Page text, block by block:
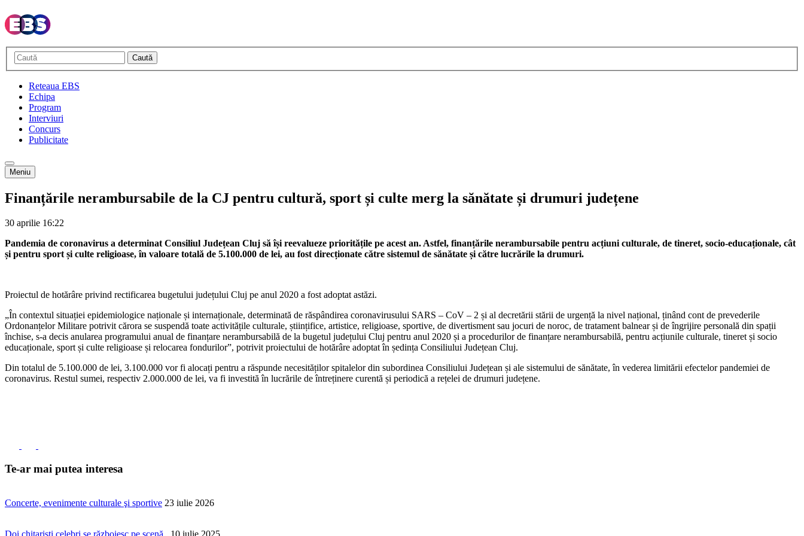
Caută
Reteaua EBS
Echipa
Program
Interviuri
Concurs
Publicitate
Meniu
Finanțările nerambursabile de la CJ pentru cultură, sport și culte merg la sănătate și drumuri județene
30 aprilie 16:22
Pandemia de coronavirus a determinat Consiliul Județean Cluj să își reevalueze prioritățile pe acest an. Astfel, finanțările nerambursabile pentru acțiuni culturale, de tineret, socio-educaționale, cât
și pentru sport și culte religioase, în valoare totală de 5.100.000 de lei, au fost direcționate către sistemul de sănătate și către lucrările la drumuri.
Proiectul de hotărâre privind rectificarea bugetului județului Cluj pe anul 2020 a fost adoptat astăzi.
„În contextul situației epidemiologice naționale și internaționale, determinată de răspândirea coronavirusului SARS – CoV – 2 și al decretării stării de urgență la nivel național, ținând cont de prevederile
Ordonanțelor Militare potrivit cărora se suspendă toate activitățile culturale, științifice, artistice, religioase, sportive, de divertisment sau jocuri de noroc, de tratament balnear și de îngrijire personală din spații
închise, s-a decis anularea programului anual de finanțare nerambursabilă de la bugetul județului Cluj pentru anul 2020 și a procedurilor de finanțare nerambursabilă, pentru acțiunile culturale, tineret și socio
educaționale, sport și culte religioase și relocarea fondurilor”, potrivit proiectului de hotărâre adoptat în ședința Consiliului Județean Cluj.
Din totalul de 5.100.000 de lei, 3.100.000 vor fi alocați pentru a răspunde necesităților spitalelor din subordinea Consiliului Județean și ale sistemului de sănătate, în vederea limitării efectelor pandemiei de
coronavirus. Restul sumei, respectiv 2.000.000 de lei, va fi investită în lucrările de întreținere curentă și periodică a rețelei de drumuri județene.
Te-ar mai putea interesa
Concerte, evenimente culturale şi sportive 23 iulie 2026
Doi chitarişti celebri se războiesc pe scenă 10 iulie 2025